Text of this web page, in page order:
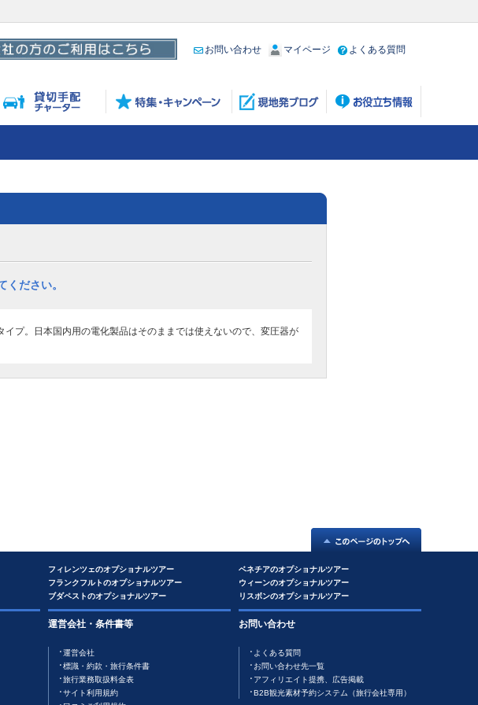
お問い合わせ マイページ よくある質問
ください。
プ。日本国内用の電化製品はそのままでは使えないので、変圧器が
フィレンツェのオプショナルツアー
フランクフルトのオプショナルツアー
ブダペストのオプショナルツアー
ベネチアのオプショナルツアー
ウィーンのオプショナルツアー
リスボンのオプショナルツアー
運営会社・条件書等
運営会社
標識・約款・旅行条件書
旅行業務取扱料金表
サイト利用規約
お問い合わせ
よくある質問
お問い合わせ先一覧
アフィリエイト提携、広告掲載
B2B観光素材予約システム（旅行会社専用）